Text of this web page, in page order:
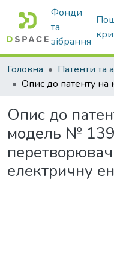
Фонди
та
зібрання
Головна
Опис до
модель №
перетворювач
електричну